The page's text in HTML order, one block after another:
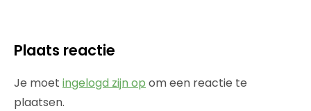
Plaats reactie
Je moet ingelogd zijn op om een reactie te
plaatsen.